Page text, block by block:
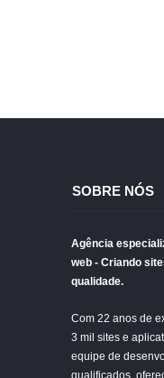
SOBRE NÓS
Agência
web - Criando
qualidade.
Com 22 anos de
3 mil sites e
equipe de
qualificados,